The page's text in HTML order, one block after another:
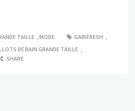
TAILLE ,MODE GABIFRESH ,
DE BAIN GRANDE TAILLE ,
SHARE